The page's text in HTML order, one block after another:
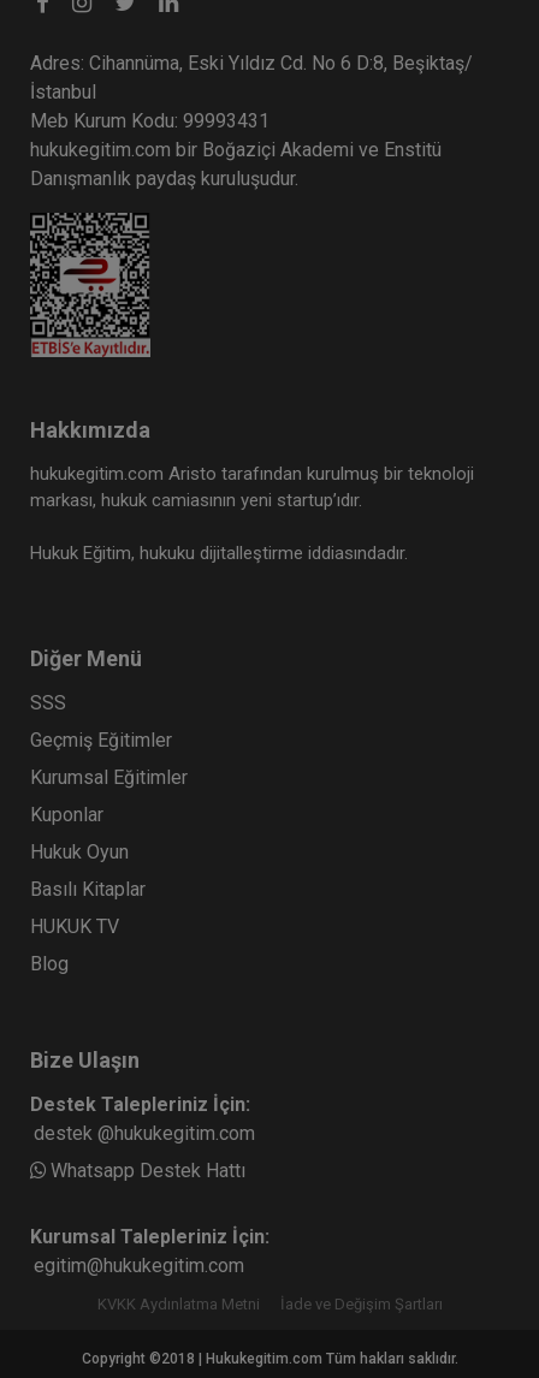
Fikri Mülkiyet Hukuku - 1 - III. Ticaret Hukuku
Kongresi - XII. Oturum
360 TL
Kıymetli Evrak Hukuku - III. Ticaret Hukuku
Kongresi - IX. Oturum
360 TL
Tüketici Hukuku Enstitüsü
Kongresi - VII. Oturum
360 TL
Tüketici Hukuku Enstitüsü
Adres: Cihannüma, Eski Yıldız Cd. No 6 D:8, Beşiktaş/
İstanbul
Meb Kurum Kodu: 99993431
hukukegitim.com bir Boğaziçi Akademi ve Enstitü
Danışmanlık paydaş kuruluşudur.
Hakkımızda
hukukegitim.com Aristo tarafından kurulmuş bir teknoloji
markası, hukuk camiasının yeni startup’ıdır.
Hukuk Eğitim, hukuku dijitalleştirme iddiasındadır.
Diğer Menü
SSS
Geçmiş Eğitimler
Kurumsal Eğitimler
Kuponlar
Hukuk Oyun
Basılı Kitaplar
HUKUK TV
Blog
Bize Ulaşın
Destek Talepleriniz İçin:
destek @hukukegitim.com
Whatsapp Destek Hattı
Kurumsal Talepleriniz İçin:
egitim@hukukegitim.com
KVKK Aydınlatma Metni İade ve Değişim Şartları
Copyright ©2018 | Hukukegitim.com Tüm hakları saklıdır.